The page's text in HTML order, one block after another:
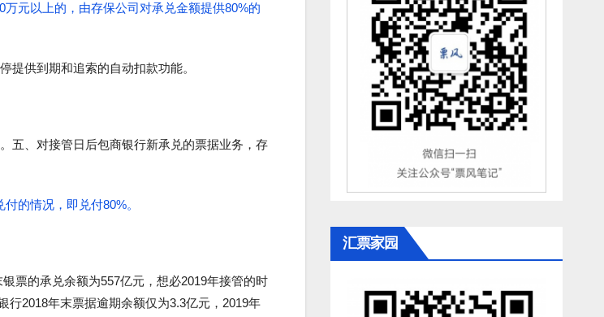
元以上的，由存保公司对承兑金额提供80%的
提供到期和追索的自动扣款功能。
五、对接管日后包商银行新承兑的票据业务，存
的情况，即兑付80%。
票的承兑余额为557亿元，想必2019年接管的时
行2018年末票据逾期余额仅为3.3亿元，2019年
汇票家园